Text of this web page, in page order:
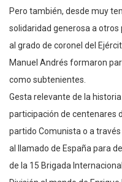
Pero también, desde muy
solidaridad generosa a otros
al grado de coronel del
Manuel Andrés formaron
como subtenientes.
Gesta relevante de la
participación de centenares
partido Comunista o a
al llamado de España para
de la 15 Brigada